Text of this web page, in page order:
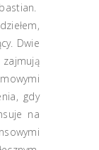
Dwie
gdy
na